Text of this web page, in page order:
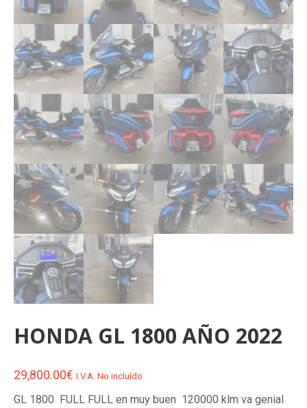
HONDA GL 1800 AÑO 2022
29,800.00€ I.V.A. No incluído
GL 1800 FULL FULL en muy buen 120000 klm va genial